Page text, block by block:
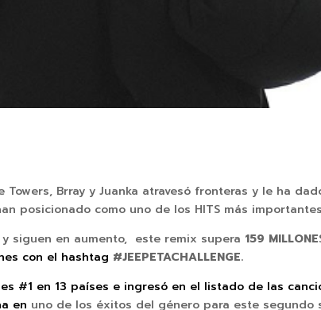
Towers, Brray y Juanka atravesó fronteras y le ha
posicionado como uno de los HITS más
siguen en aumento, este remix supera 159 MILLONE
con el hashtag #JEEPETACHALLENGE.
#1 en 13 países e ingresó en el listado de las
en uno de los éxitos del género para este segundo